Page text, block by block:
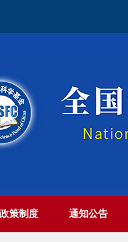
政策制度 通知公告